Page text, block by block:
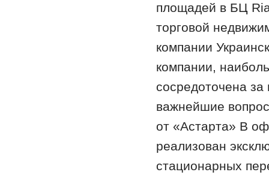
площадей в БЦ
торговой
компании
компании,
сосредоточена
важнейшие
от «Астарта» В
реализован
стационарных